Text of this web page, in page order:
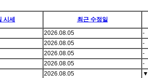
시세 최근 수정일
2026.08.05
-
2026.08.05
-
2026.08.05
-
2026.08.05
-
2026.08.05 ▼